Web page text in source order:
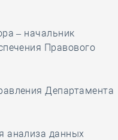
– начальник
Правового
Департамента
анализа данных